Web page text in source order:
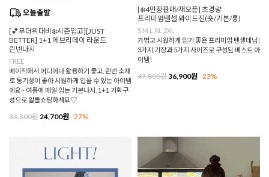
[💕무더위대비❄️시즌입고][JUST
BETTER] 1+1 에브리데이 라운드
린넨나시
FREE
베이직해서 어디에나 활용하기 좋고, 린넨 소재
로 통기성이 좋아 시원하게 입을 수 있는 아이템
에요~ 여름에 매일 입는 기본나시, 1+1 기획구
성으로 알뜰쇼핑하세요♡
33,800원24,700원 27%
[❄️4만장판매/재오픈] 초경량
프리미엄텐셀 와이드진(숏/기본/롱)
S,M,L,XL,2XL
가볍고 시원하게 입기 좋은 프리미엄 텐셀데님!
3가지 기장과 5가지 사이즈로 구성된 베스트 아
이템!
47,800원36,900원 23%